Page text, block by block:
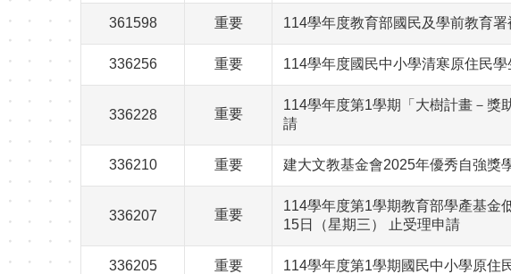
361598 重要 114學年度教育部國民及學前教育
336256 重要 114學年度國民中小學清寒原住民
336228 重要
114學年度第1學期「大樹計畫－獎
請
336210 重要 建大文教基金會2025年優秀自強獎
336207 重要
114學年度第1學期教育部學產基金
15日（星期三） 止受理申請
336205 重要 114學年度第1學期國民中小學原住